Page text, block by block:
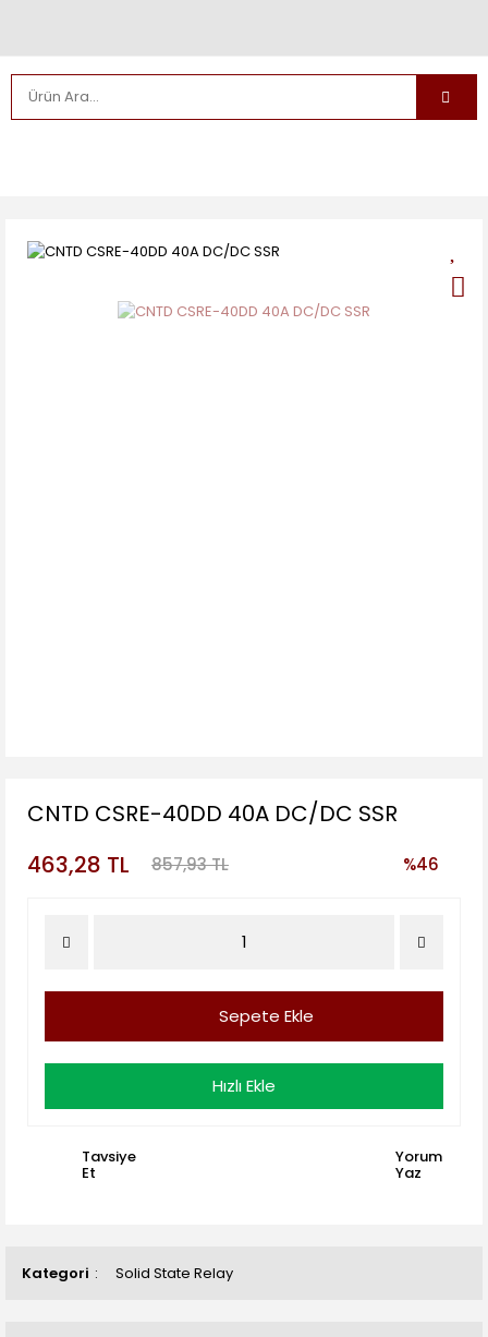
Kategori Solid State Relay
CNTD CSRE-40DD 40A DC/DC SSR
463,28 TL
857,93 TL %46
Sepete Ekle
Hızlı Ekle
Tavsiye
Et
Yorum
Yaz